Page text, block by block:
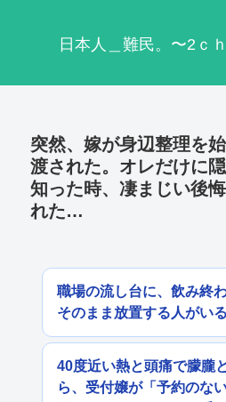
日本人＿難民。〜2ｃ
突然、嫁が身辺整理を
渡された。オレだけに
知った時、凄まじい後
れた…
職場の流し台に、飲み終
そのまま放置する人がいる
40度近い熱と頭痛で朦朧
ら、受付嬢が「予約のな